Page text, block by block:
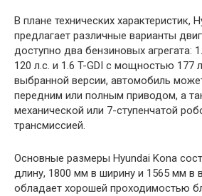
В плане технических характеристик,
предлагает различные варианты
доступно два бензиновых агрегата:
120 л.с. и 1.6 T-GDI с мощностью 177
выбранной версии, автомобиль
передним или полным приводом, а
механической или 7-ступенчатой
трансмиссией.
Основные размеры Hyundai Kona
длину, 1800 мм в ширину и 1565 мм в
обладает хорошей проходимостью